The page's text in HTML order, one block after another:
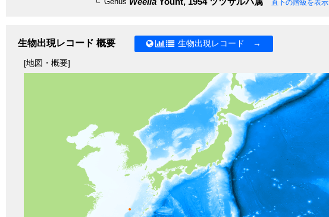
直下の階級を表示
生物出現レコード 概要 生物出現レコード →
[地図・概要]